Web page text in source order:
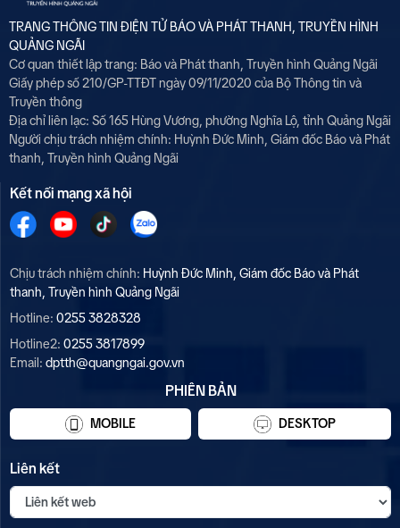
TRANG THÔNG TIN ĐIỆN TỬ BÁO VÀ PHÁT THANH, TRUYỀN HÌNH
QUẢNG NGÃI
Cơ quan thiết lập trang: Báo và Phát thanh, Truyền hình Quảng Ngãi
Giấy phép số 210/GP-TTĐT ngày 09/11/2020 của Bộ Thông tin và
Truyền thông
Địa chỉ liên lạc: Số 165 Hùng Vương, phường Nghĩa Lộ, tỉnh Quảng Ngãi
Người chịu trách nhiệm chính: Huỳnh Đức Minh, Giám đốc Báo và Phát
thanh, Truyền hình Quảng Ngãi
Kết nối mạng xã hội
Chịu trách nhiệm chính: Huỳnh Đức Minh, Giám đốc Báo và Phát
thanh, Truyền hình Quảng Ngãi
Hotline: 0255 3828328
Hotline2: 0255 3817899
Email: dptth@quangngai.gov.vn
PHIÊN BẢN
MOBILE DESKTOP
Liên kết